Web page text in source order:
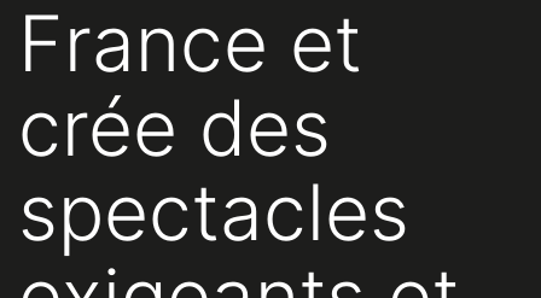
France et
crée des
spectacles